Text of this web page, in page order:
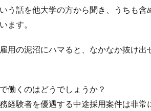
話を他大学の方から聞き、うちも含
ます。
用の泥沼にハマると、なかなか抜け出
働くのはどうでしょうか？
経験者を優遇する中途採用案件は非常